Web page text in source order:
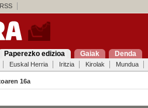
RSS
Paperezko edizioa Gaiak Denda
Euskal Herria Iritzia Kirolak Mundua
16a